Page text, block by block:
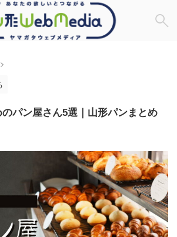
>
パン屋さん5選｜山形パンまとめ